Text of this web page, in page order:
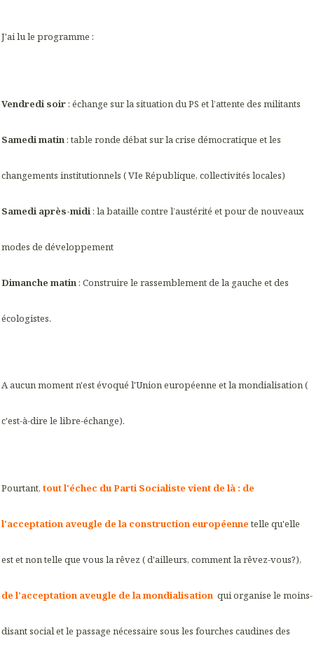
J'ai lu le programme :
Vendredi soir: échange sur la situation du PS et l’attente des militants
Samedi matin : table ronde débat sur la crise démocratique et les
changements institutionnels ( VIe République, collectivités locales)
Samedi après-midi : la bataille contre l’austérité et pour de nouveaux
modes de développement
Dimanche matin : Construire le rassemblement de la gauche et des
écologistes.
A aucun moment n'est évoqué l'Union européenne et la mondialisation (
c'est-à-dire le libre-échange).
Pourtant, tout l'échec du Parti Socialiste vient de là : de
l'acceptation aveugle de la construction européennetelle qu'elle
est et non telle que vous la rêvez ( d'ailleurs, comment la rêvez-vous?),
de l'acceptation aveugle de la mondialisation qui organise le moins-
disant social et le passage nécessaire sous les fourches caudines des